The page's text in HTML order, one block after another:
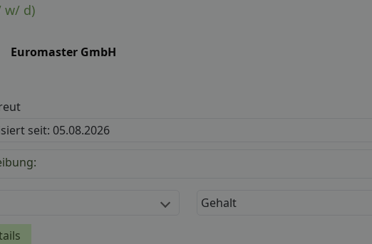
w/ d)
Euromaster GmbH
seit: 05.08.2026
Gehalt